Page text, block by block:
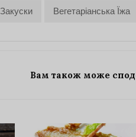
Закуски Вегетаріанська Їжа
Вам також може